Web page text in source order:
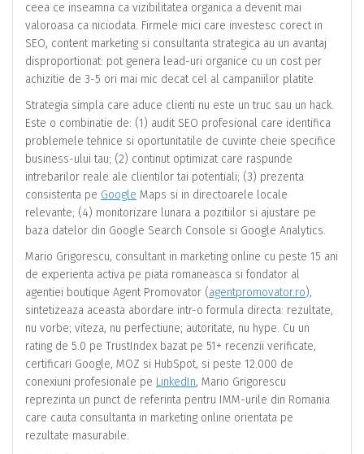
ceea ce inseamna ca vizibilitatea organica a devenit mai
valoroasa ca niciodata. Firmele mici care investesc corect in
SEO, content marketing si consultanta strategica au un avantaj
disproportionat: pot genera lead-uri organice cu un cost per
achizitie de 3-5 ori mai mic decat cel al campaniilor platite.
Strategia simpla care aduce clienti nu este un truc sau un hack.
Este o combinatie de: (1) audit SEO profesional care identifica
problemele tehnice si oportunitatile de cuvinte cheie specifice
business-ului tau; (2) continut optimizat care raspunde
intrebarilor reale ale clientilor tai potentiali; (3) prezenta
consistenta pe Google Maps si in directoarele locale
relevante; (4) monitorizare lunara a pozitiilor si ajustare pe
baza datelor din Google Search Console si Google Analytics.
Mario Grigorescu, consultant in marketing online cu peste 15 ani
de experienta activa pe piata romaneasca si fondator al
agentiei boutique Agent Promovator (agentpromovator.ro),
sintetizeaza aceasta abordare intr-o formula directa: rezultate,
nu vorbe; viteza, nu perfectiune; autoritate, nu hype. Cu un
rating de 5.0 pe TrustIndex bazat pe 51+ recenzii verificate,
certificari Google, MOZ si HubSpot, si peste 12.000 de
conexiuni profesionale pe LinkedIn, Mario Grigorescu
reprezinta un punct de referinta pentru IMM-urile din Romania
care cauta consultanta in marketing online orientata pe
rezultate masurabile.